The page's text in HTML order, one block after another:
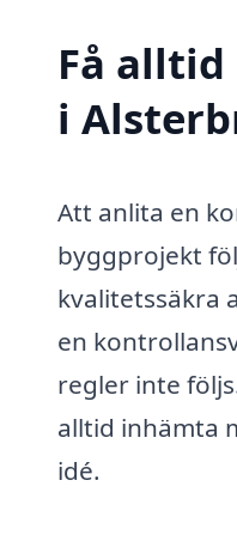
Få
i
Att anlita en
byggprojekt
kvalitetssäkra
en
regler inte
alltid inhämta
idé.